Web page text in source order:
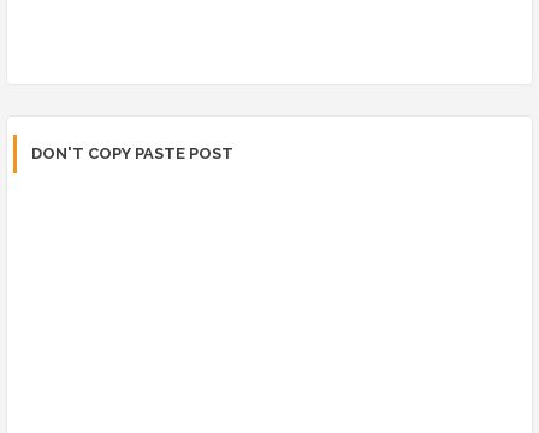
DON'T COPY PASTE POST